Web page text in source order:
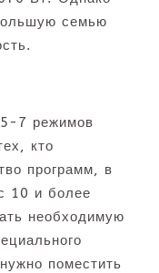
семью
5-7 режимов
кто
программ, в
10 и более
необходимую
поместить